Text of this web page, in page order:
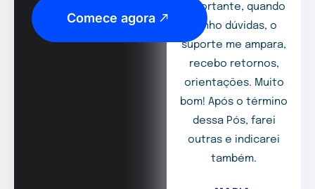
Comece agora
importante, quando
tenho dúvidas, o
suporte me ampara,
recebo retornos,
orientações. Muito
bom! Após o término
dessa Pós, farei
outras e indicarei
também.